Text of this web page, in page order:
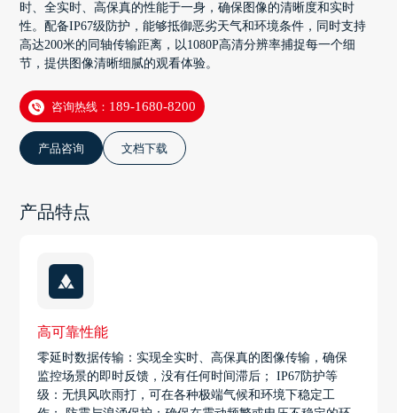
时、全实时、高保真的性能于一身，确保图像的清晰度和实时
性。配备IP67级防护，能够抵御恶劣天气和环境条件，同时支持
高达200米的同轴传输距离，以1080P高清分辨率捕捉每一个细
节，提供图像清晰细腻的观看体验。
咨询热线： 189-1680-8200
产品咨询 文档下载
产品特点
高可靠性能
零延时数据传输：实现全实时、高保真的图像传输，确保
监控场景的即时反馈，没有任何时间滞后； IP67防护等
级：无惧风吹雨打，可在各种极端气候和环境下稳定工